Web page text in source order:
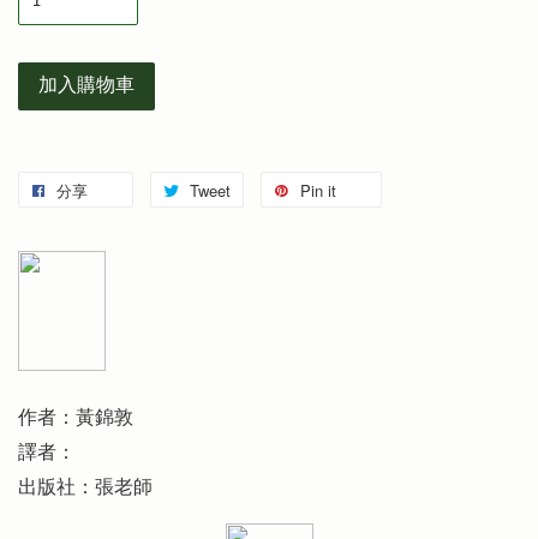
加入購物車
分享 Tweet Pin it
作者：黃錦敦
譯者：
出版社：張老師